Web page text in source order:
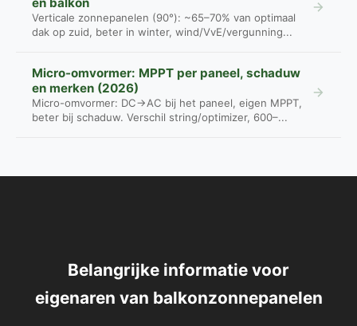
Verticale zonnepanelen (90°): ~65–70% van optimaal
dak op zuid, beter in winter, wind/VvE/vergunning...
Micro-omvormer: MPPT per paneel, schaduw
en merken (2026)
Micro-omvormer: DC→AC bij het paneel, eigen MPPT,
beter bij schaduw. Verschil string/optimizer, 600–...
Belangrijke informatie voor
eigenaren van balkonzonnepanelen